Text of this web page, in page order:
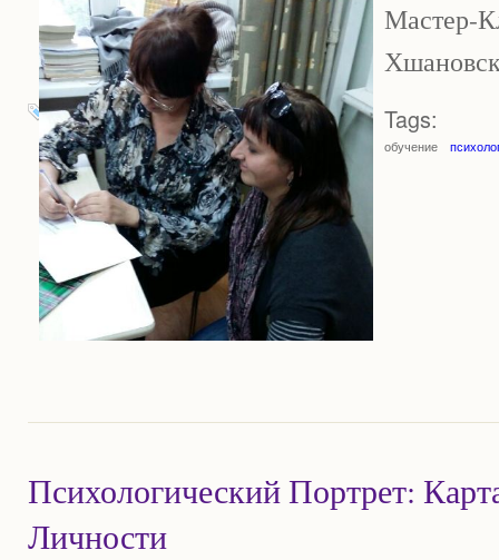
Мастер-
Tags:
обучение
Психологический Портрет:
Личности